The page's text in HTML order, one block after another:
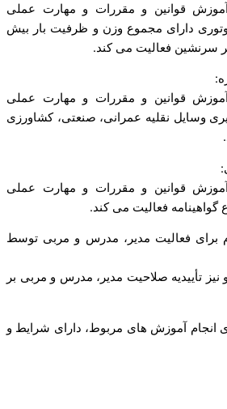
قوانین و مقررات و مهارت عملی
دارای مجموع وزن و ظرفیت بار بیش
قوانین و مقررات و مهارت عملی
وسایل نقلیه عمرانی، صنعتی، کشاورزی
قوانین و مقررات و مهارت عملی
گواهینامه فعالیت می کند.
لازم برای فعالیت مدیر، مدرس و مربی توسط
و نیز تأییدیه صلاحیت مدیر، مدرس و مربی بر
برای انجام آموزش های مربوط، دارای شرایط و